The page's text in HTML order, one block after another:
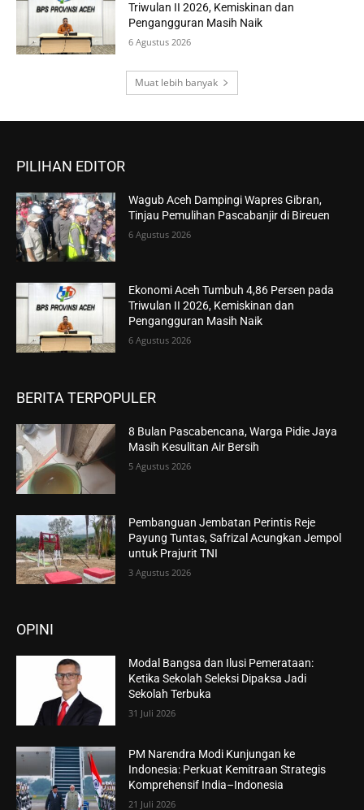
Triwulan II 2026, Kemiskinan dan
Pengangguran Masih Naik
6 Agustus 2026
Muat lebih banyak
PILIHAN EDITOR
Wagub Aceh Dampingi Wapres Gibran,
Tinjau Pemulihan Pascabanjir di Bireuen
6 Agustus 2026
Ekonomi Aceh Tumbuh 4,86 Persen pada
Triwulan II 2026, Kemiskinan dan
Pengangguran Masih Naik
6 Agustus 2026
BERITA TERPOPULER
8 Bulan Pascabencana, Warga Pidie Jaya
Masih Kesulitan Air Bersih
5 Agustus 2026
Pembanguan Jembatan Perintis Reje
Payung Tuntas, Safrizal Acungkan Jempol
untuk Prajurit TNI
3 Agustus 2026
OPINI
Modal Bangsa dan Ilusi Pemerataan:
Ketika Sekolah Seleksi Dipaksa Jadi
Sekolah Terbuka
31 Juli 2026
PM Narendra Modi Kunjungan ke
Indonesia: Perkuat Kemitraan Strategis
Komprehensif India–Indonesia
21 Juli 2026